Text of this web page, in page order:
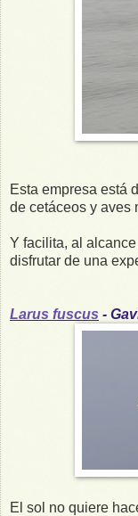
Esta empresa está
de cetáceos y aves
Y facilita, al
disfrutar de una
Larus fuscus -
El sol no quiere